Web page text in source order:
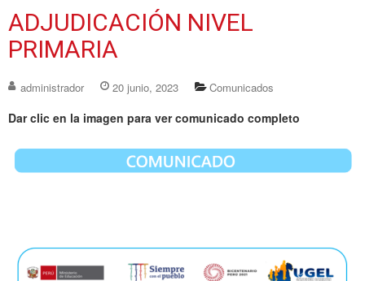
ADJUDICACIÓN NIVEL
PRIMARIA
administrador 20 junio, 2023 Comunicados
Dar clic en la imagen para ver comunicado completo